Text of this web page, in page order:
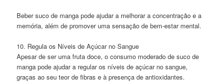
Beber suco de manga pode ajudar a melhorar a concentração e a
memória, além de promover uma sensação de bem-estar mental.
10. Regula os Níveis de Açúcar no Sangue
Apesar de ser uma fruta doce, o consumo moderado de suco de
manga pode ajudar a regular os níveis de açúcar no sangue,
graças ao seu teor de fibras e à presença de antioxidantes.